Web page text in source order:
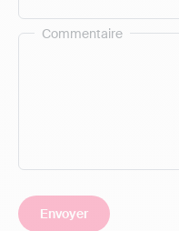
Commentaire